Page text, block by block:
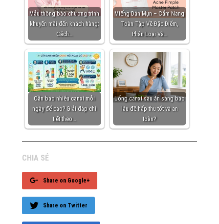
Mẫu thông báo chương trình
khuyến mãi đến khách hàng:
Cách…
Miếng Dán Mụn – Cẩm Nang
Toàn Tập Về Đặc Điểm,
Phân Loại Và…
Cần bao nhiêu canxi mỗi
ngày để cao? Giải đáp chi
tiết theo…
Uống canxi sau ăn sáng bao
lâu để hấp thu tốt và an
toàn?
CHIA SẺ
Share on Google+
Share on Twitter